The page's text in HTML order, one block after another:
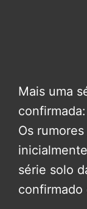
Mais uma
confirmada:
Os
série solo
confirmado